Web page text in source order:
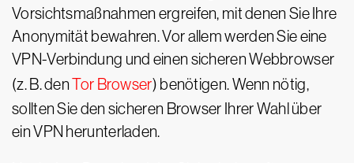
Vorsichtsmaßnahmen ergreifen, mit denen Sie Ihre
Anonymität bewahren. Vor allem werden Sie eine
VPN-Verbindung und einen sicheren Webbrowser
(z. B. denTor Browser) benötigen. Wenn nötig,
sollten Sie den sicheren Browser Ihrer Wahl über
ein VPN herunterladen.